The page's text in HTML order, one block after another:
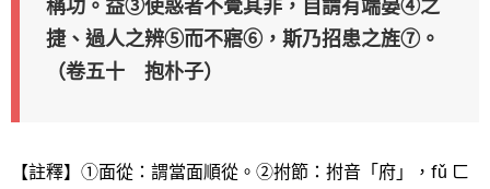
稱功。益③使惑者不覺其非，自謂有端晏④之
捷、過人之辨⑤而不寤⑥，斯乃招患之旌⑦。
（卷五十 抱朴子）
【註釋】①面從：謂當面順從。②拊節：拊音「府」，fǔ ㄈ